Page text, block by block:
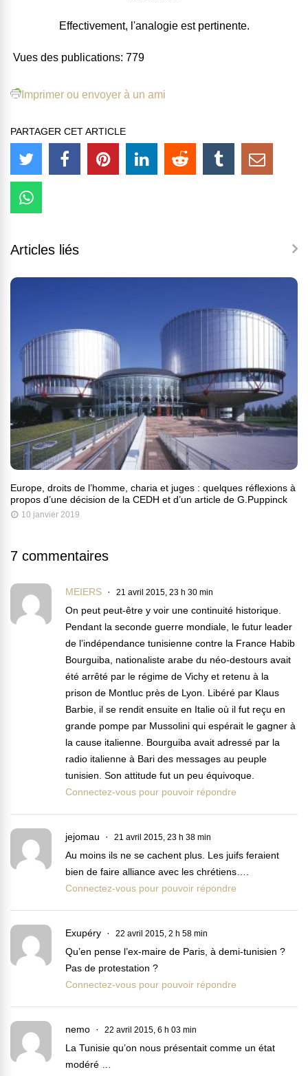
Effectivement, l'analogie est pertinente.
Vues des publications: 779
Imprimer ou envoyer à un ami
PARTAGER CET ARTICLE
Articles liés
Europe, droits de l’homme, charia et juges : quelques réflexions à
propos d’une décision de la CEDH et d’un article de G.Puppinck
10 janvier 2019
7 commentaires
MEIERS 21 avril 2015, 23 h 30 min
On peut peut-être y voir une continuité historique.
Pendant la seconde guerre mondiale, le futur leader
de l’indépendance tunisienne contre la France Habib
Bourguiba, nationaliste arabe du néo-destours avait
été arrêté par le régime de Vichy et retenu à la
prison de Montluc près de Lyon. Libéré par Klaus
Barbie, il se rendit ensuite en Italie où il fut reçu en
grande pompe par Mussolini qui espérait le gagner à
la cause italienne. Bourguiba avait adressé par la
radio italienne à Bari des messages au peuple
tunisien. Son attitude fut un peu équivoque.
Connectez-vous pour pouvoir répondre
jejomau 21 avril 2015, 23 h 38 min
Au moins ils ne se cachent plus. Les juifs feraient
bien de faire alliance avec les chrétiens….
Connectez-vous pour pouvoir répondre
Exupéry 22 avril 2015, 2 h 58 min
Qu’en pense l’ex-maire de Paris, à demi-tunisien ?
Pas de protestation ?
Connectez-vous pour pouvoir répondre
nemo 22 avril 2015, 6 h 03 min
La Tunisie qu’on nous présentait comme un état
modéré …